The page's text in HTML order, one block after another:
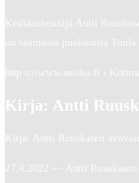
Keihäänheittäjä Antti
on saamassa puolisonsa
http s://www.seiska.fi ›
Kirja: Antti
Kirja: Antti Ruuskasen
27.4.2022 — Antti Ruuskasen